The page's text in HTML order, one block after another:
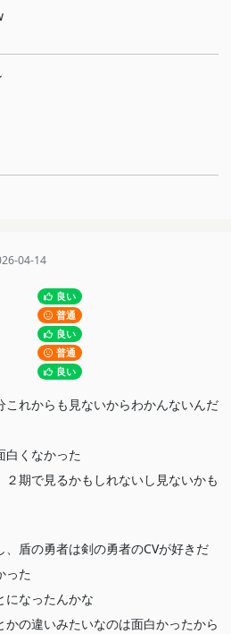
04-14
良い
普通
良い
普通
良い
れからも見ないからわかんないんだ
白くなかった
２期で見るかもしれないし見ないかも
盾の勇者は剣の勇者のCVが好きだ
った
になったんかな
の違いみたいなのは面白かったから